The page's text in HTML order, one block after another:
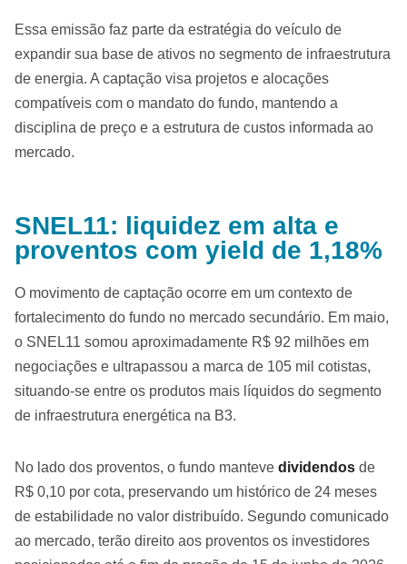
Essa emissão faz parte da estratégia do veículo de
expandir sua base de ativos no segmento de infraestrutura
de energia. A captação visa projetos e alocações
compatíveis com o mandato do fundo, mantendo a
disciplina de preço e a estrutura de custos informada ao
mercado.
SNEL11: liquidez em alta e
proventos com yield de 1,18%
O movimento de captação ocorre em um contexto de
fortalecimento do fundo no mercado secundário. Em maio,
o SNEL11 somou aproximadamente R$ 92 milhões em
negociações e ultrapassou a marca de 105 mil cotistas,
situando-se entre os produtos mais líquidos do segmento
de infraestrutura energética na B3.
No lado dos proventos, o fundo manteve dividendos de
R$ 0,10 por cota, preservando um histórico de 24 meses
de estabilidade no valor distribuído. Segundo comunicado
ao mercado, terão direito aos proventos os investidores